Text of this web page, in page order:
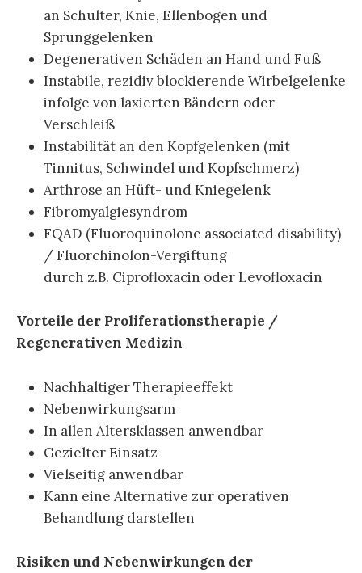
an Schulter, Knie, Ellenbogen und
Sprunggelenken
Degenerativen Schäden an Hand und Fuß
Instabile, rezidiv blockierende Wirbelgelenke
infolge von laxierten Bändern oder
Verschleiß
Instabilität an den Kopfgelenken (mit
Tinnitus, Schwindel und Kopfschmerz)
Arthrose an Hüft- und Kniegelenk
Fibromyalgiesyndrom
FQAD (Fluoroquinolone associated disability)
/ Fluorchinolon-Vergiftung
durch z.B. Ciprofloxacin oder Levofloxacin
Vorteile der Proliferationstherapie /
Regenerativen Medizin
Nachhaltiger Therapieeffekt
Nebenwirkungsarm
In allen Altersklassen anwendbar
Gezielter Einsatz
Vielseitig anwendbar
Kann eine Alternative zur operativen
Behandlung darstellen
Risiken und Nebenwirkungen der